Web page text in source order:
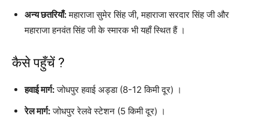
अन्य छतरियाँ:महाराजा सुमेर सिंह जी, महाराजा सरदार सिंह जी और
महाराजा हनवंत सिंह जी के स्मारक भी यहाँ स्थित हैं ।
कैसे पहुँचें ?
हवाई मार्ग:जोधपुर हवाई अड्डा (8-12 किमी दूर) ।
रेल मार्ग:जोधपुर रेलवे स्टेशन (5 किमी दूर) ।